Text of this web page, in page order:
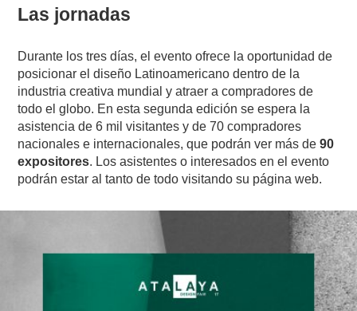
Las jornadas
Durante los tres días, el evento ofrece la oportunidad de
posicionar el diseño Latinoamericano dentro de la
industria creativa mundial y atraer a compradores de
todo el globo. En esta segunda edición se espera la
asistencia de 6 mil visitantes y de 70 compradores
nacionales e internacionales, que podrán ver más de90
expositores. Los asistentes o interesados en el evento
podrán estar al tanto de todo visitando su página web.